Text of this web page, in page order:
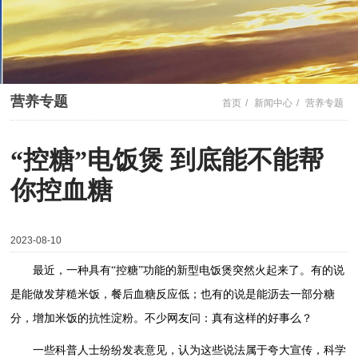
营养专题 首页 / 新闻中心 / 营养专题
“控糖”电饭煲 到底能不能帮
你控血糖
2023-08-10
最近，一种具有“控糖”功能的新型电饭煲突然火起来了。有的说
是能做发芽糙米饭，餐后血糖反应低；也有的说是能沥去一部分糖
分，增加米饭的抗性淀粉。不少网友问：真有这样的好事么？
一些科普人士纷纷发表意见，认为这些说法属于夸大宣传，科学